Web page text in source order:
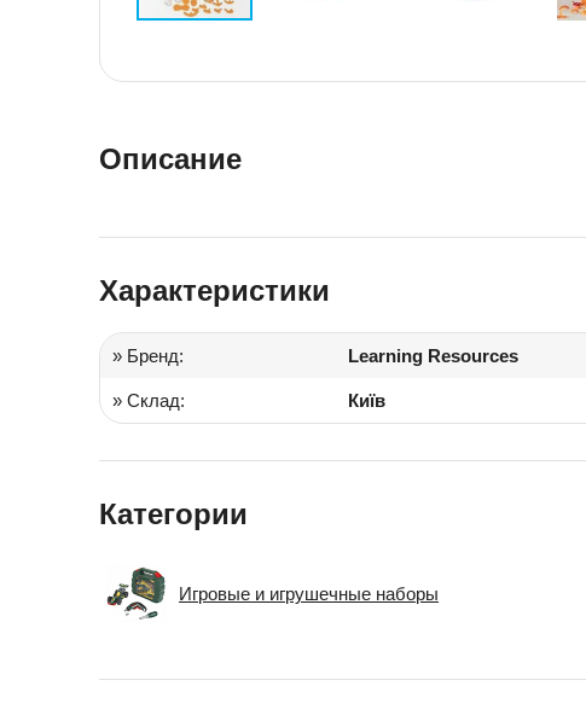
Описание
Характеристики
» Бренд: Learning Resources
» Склад: Київ
Категории
Игровые и игрушечные наборы